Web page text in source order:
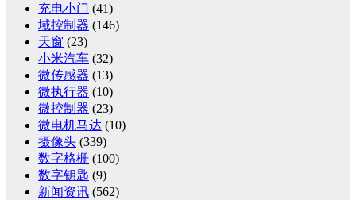
充电小门 (41)
域控制器 (146)
天窗 (23)
小米汽车 (32)
微传感器 (13)
微执行器 (10)
微控制器 (23)
微电机马达 (10)
摄像头 (339)
数字格栅 (100)
数字钥匙 (9)
新闻资讯 (562)